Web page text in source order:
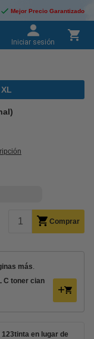
Mejor Precio Garantizado
Iniciar sesión
Comprar
más.
C toner cian
en lugar de